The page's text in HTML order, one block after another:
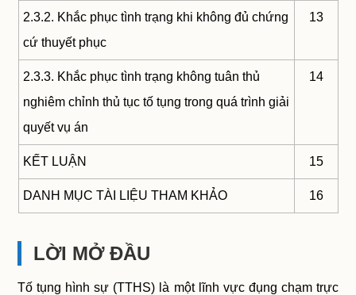
2.3.2. Khắc phục tình trạng khi không đủ chứng
cứ thuyết phục
13
2.3.3. Khắc phục tình trạng không tuân thủ
nghiêm chỉnh thủ tục tố tụng trong quá trình giải
quyết vụ án
14
KẾT LUẬN 15
DANH MỤC TÀI LIỆU THAM KHẢO 16
LỜI MỞ ĐẦU
Tố tụng hình sự (TTHS) là một lĩnh vực đụng chạm trực